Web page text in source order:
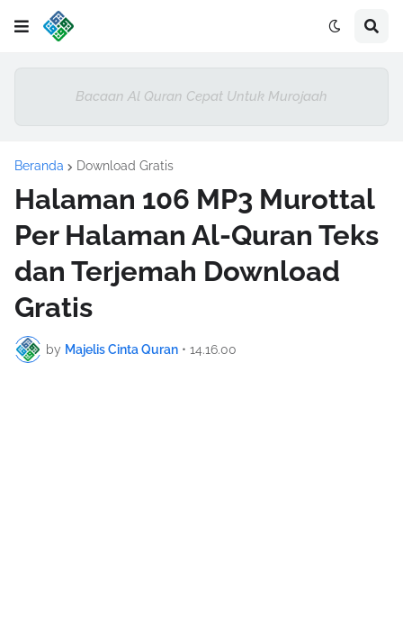
Bacaan Al Quran Cepat Untuk Murojaah
Beranda Download Gratis
Halaman 106 MP3 Murottal
Per Halaman Al-Quran Teks
dan Terjemah Download
Gratis
by Majelis Cinta Quran • 14.16.00